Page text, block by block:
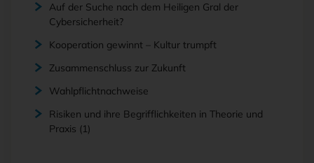
Auf der Suche nach dem Heiligen Gral der
Cybersicherheit?
Kooperation gewinnt – Kultur trumpft
Zusammenschluss zur Zukunft
Wahlpflichtnachweise
Risiken und ihre Begrifflichkeiten in Theorie und
Praxis (1)